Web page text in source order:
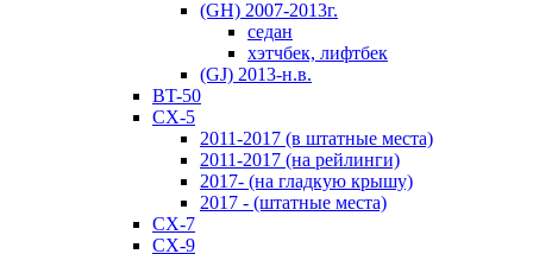
(GH) 2007-2013г.
седан
хэтчбек, лифтбек
(GJ) 2013-н.в.
BT-50
CX-5
2011-2017 (в штатные места)
2011-2017 (на рейлинги)
2017- (на гладкую крышу)
2017 - (штатные места)
CX-7
CX-9